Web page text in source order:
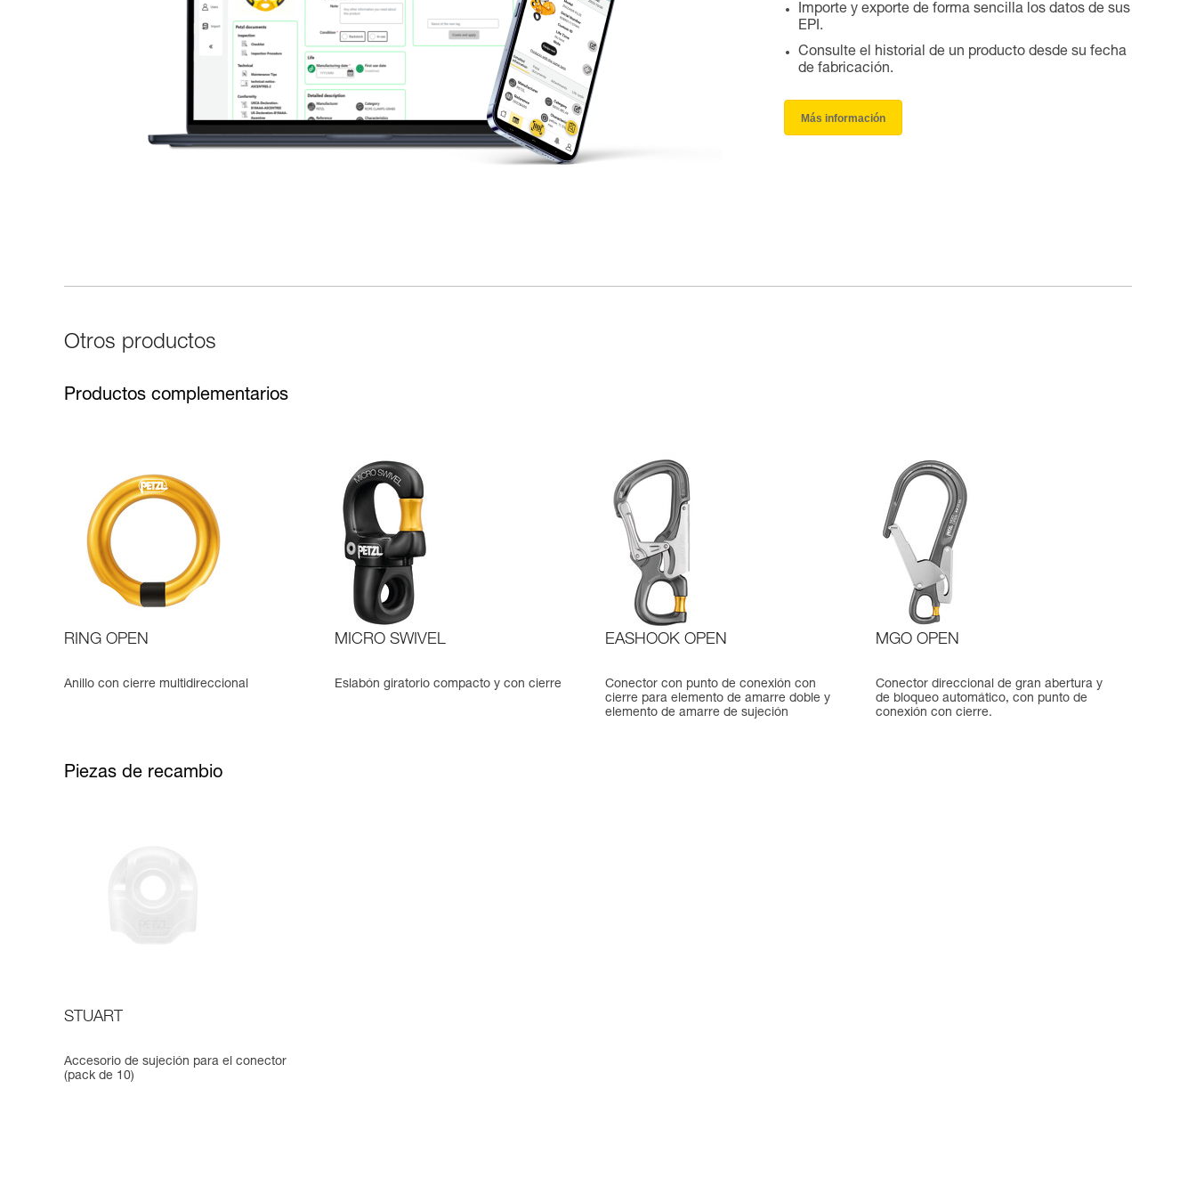
Importe y exporte de forma sencilla los datos de sus
EPI.
Consulte el historial de un producto desde su fecha
de fabricación.
Más información
Otros productos
Productos complementarios
RING OPEN
Anillo con cierre multidireccional
MICRO SWIVEL
Eslabón giratorio compacto y con cierre
EASHOOK OPEN
Conector con punto de conexión con
cierre para elemento de amarre doble y
elemento de amarre de sujeción
MGO OPEN
Conector direccional de gran abertura y
de bloqueo automático, con punto de
conexión con cierre.
Piezas de recambio
STUART
Accesorio de sujeción para el conector
(pack de 10)